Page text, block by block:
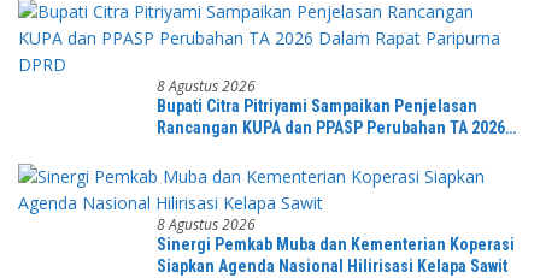
8 Agustus 2026
Bupati Citra Pitriyami Sampaikan Penjelasan
Rancangan KUPA dan PPASP Perubahan TA 2026
8 Agustus 2026
Sinergi Pemkab Muba dan Kementerian Koperasi
Siapkan Agenda Nasional Hilirisasi Kelapa Sawit